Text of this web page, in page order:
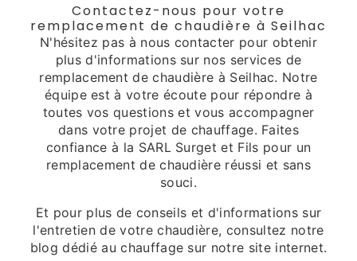
Contactez-nous pour votre
remplacement de chaudière à Seilhac
N'hésitez pas à nous contacter pour obtenir
plus d'informations sur nos services de
remplacement de chaudière à Seilhac. Notre
équipe est à votre écoute pour répondre à
toutes vos questions et vous accompagner
dans votre projet de chauffage. Faites
confiance à la SARL Surget et Fils pour un
remplacement de chaudière réussi et sans
souci.
Et pour plus de conseils et d'informations sur
l'entretien de votre chaudière, consultez notre
blog dédié au chauffage sur notre site internet.